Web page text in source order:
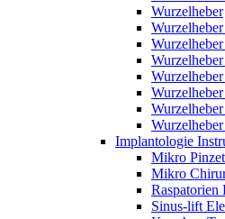
Wurzelheber
Implantologie
Mikro
Mikro
Raspatorien
Sinus-lift